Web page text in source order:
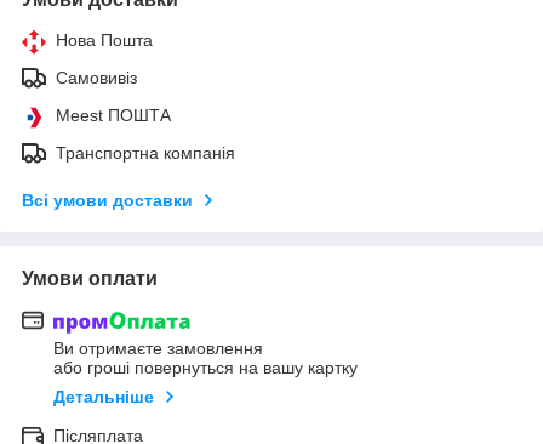
Нова Пошта
Самовивіз
Meest ПОШТА
Транспортна компанія
Всі умови доставки
Умови оплати
Ви отримаєте замовлення
або гроші повернуться на вашу картку
Детальніше
Післяплата